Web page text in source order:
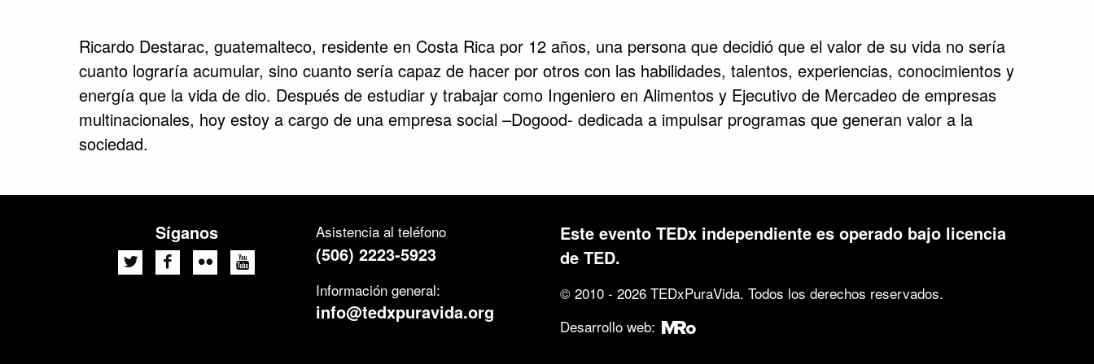
Ricardo Destarac, guatemalteco, residente en Costa Rica por 12 años, una persona que decidió que el valor de su vida no sería
cuanto lograría acumular, sino cuanto sería capaz de hacer por otros con las habilidades, talentos, experiencias, conocimientos y
energía que la vida de dio. Después de estudiar y trabajar como Ingeniero en Alimentos y Ejecutivo de Mercadeo de empresas
multinacionales, hoy estoy a cargo de una empresa social –Dogood- dedicada a impulsar programas que generan valor a la
sociedad.
Síganos Asistencia al teléfono
(506) 2223-5923
Información general:
info@tedxpuravida.org
Este evento TEDx independiente es operado bajo licencia
de TED.
© 2010 - 2026 TEDxPuraVida. Todos los derechos reservados.
Desarrollo web: